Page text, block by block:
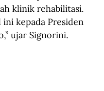
klinik rehabilitasi.
ini kepada Presiden
ujar Signorini.